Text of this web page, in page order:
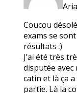
Coucou
exams se
résultats :)
J’ai été très
disputée avec
catin et là ça
partie. Là la